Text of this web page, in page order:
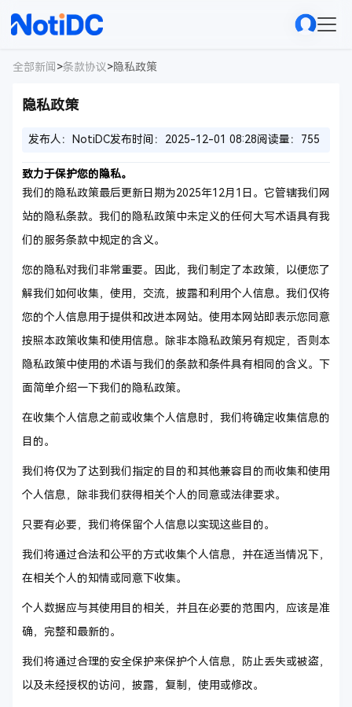
全部新闻 >条款协议 >隐私政策
隐私政策
发布人：NotiDC发布时间：2025-12-01 08:28阅读量：755
致力于保护您的隐私。
我们的隐私政策最后更新日期为2025年12月1日。它管辖我们网
站的隐私条款。我们的隐私政策中未定义的任何大写术语具有我
们的服务条款中规定的含义。
您的隐私对我们非常重要。因此，我们制定了本政策，以便您了
解我们如何收集，使用，交流，披露和利用个人信息。我们仅将
您的个人信息用于提供和改进本网站。使用本网站即表示您同意
按照本政策收集和使用信息。除非本隐私政策另有规定，否则本
隐私政策中使用的术语与我们的条款和条件具有相同的含义。下
面简单介绍一下我们的隐私政策。
在收集个人信息之前或收集个人信息时，我们将确定收集信息的
目的。
我们将仅为了达到我们指定的目的和其他兼容目的而收集和使用
个人信息，除非我们获得相关个人的同意或法律要求。
只要有必要，我们将保留个人信息以实现这些目的。
我们将通过合法和公平的方式收集个人信息，并在适当情况下，
在相关个人的知情或同意下收集。
个人数据应与其使用目的相关，并且在必要的范围内，应该是准
确，完整和最新的。
我们将通过合理的安全保护来保护个人信息，防止丢失或被盗，
以及未经授权的访问，披露，复制，使用或修改。